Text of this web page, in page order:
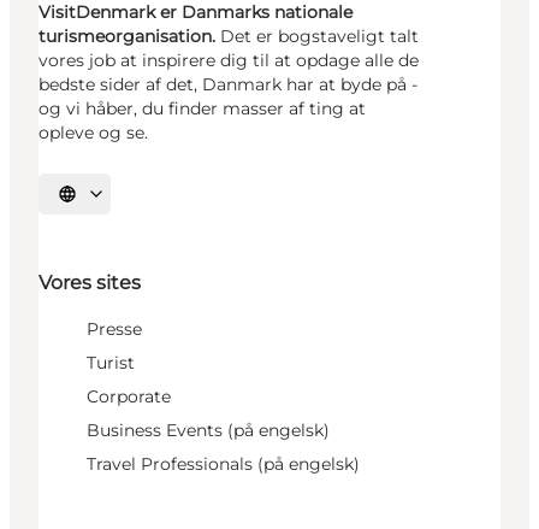
VisitDenmark er Danmarks nationale
turismeorganisation. Det er bogstaveligt talt
vores job at inspirere dig til at opdage alle de
bedste sider af det, Danmark har at byde på -
og vi håber, du finder masser af ting at
opleve og se.
Vælg sprog
Vores sites
Presse
Turist
Corporate
Business Events (på engelsk)
Travel Professionals (på engelsk)